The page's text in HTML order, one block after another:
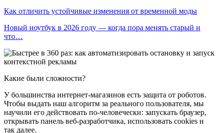
Как отличить устойчивые изменения от временной моды
Новый ноутбук в 2026 году — когда пора менять старый и
что…
Какие были сложности?
У большинства интернет-магазинов есть защита от роботов.
Чтобы выдать наш алгоритм за реального пользователя, мы
научили его действовать по-человечески: запускать браузер,
открывать панель веб-разработчика, использовать cookies и
так далее.